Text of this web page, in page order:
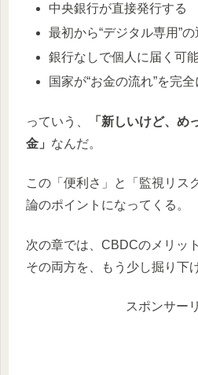
中央銀行が直接発行する
最初から“デジタル専用”
銀行なしで個人に届く可
国家が“お金の流れ”を完
っていう、
「新しいけど、め
金」 なんだ。
この「便利さ」と「監視リス
論のポイントになってくる。
次の章では、CBDCのメリッ
その両方を、もう少し掘り下
スポンサー